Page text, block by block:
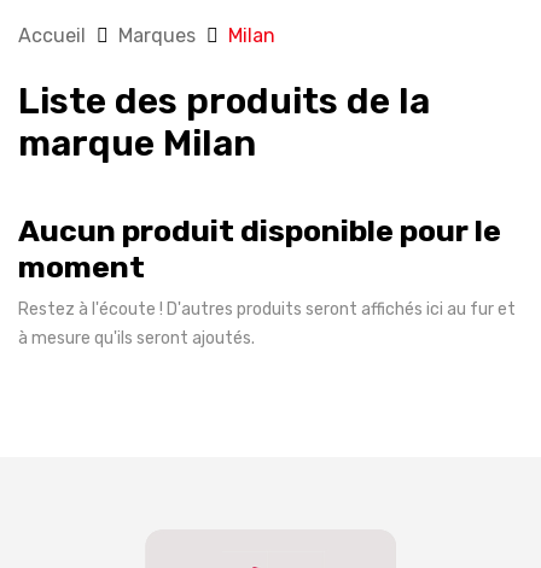
Accueil Marques Milan
Liste des produits de la
marque Milan
Aucun produit disponible pour le
moment
Restez à l'écoute ! D'autres produits seront affichés ici au fur et
à mesure qu'ils seront ajoutés.